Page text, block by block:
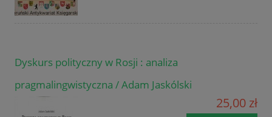
Dyskurs polityczny w Rosji : analiza
pragmalingwistyczna / Adam Jaskólski
25,00 zł